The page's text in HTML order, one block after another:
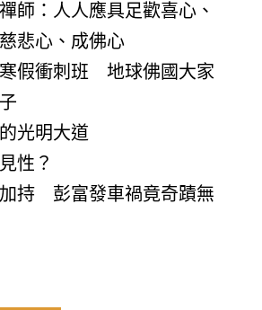
師：人人應具足歡喜心、
悲心、成佛心
寒假衝刺班 地球佛國大家
光明大道
性？
持 彭富發車禍竟奇蹟無